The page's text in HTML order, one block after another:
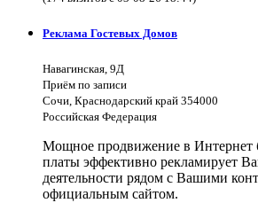
Реклама Гостевых Домов
Навагинская, 9Д
Приём по записи
Сочи, Краснодарский край 354000
Российская Федерация
Мощное продвижение в Интернет
платы эффективно рекламирует
деятельности рядом с Вашими
официальным сайтом.